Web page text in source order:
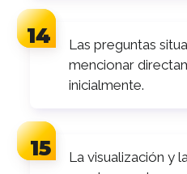
Las preguntas
mencionar
inicialmente.
La visualización y